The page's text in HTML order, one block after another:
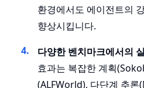
환경에서도 에이전트의
향상시킵니다.
다양한 벤치마크에서의
효과는 복잡한 계획
(ALFWorld), 다단계 추